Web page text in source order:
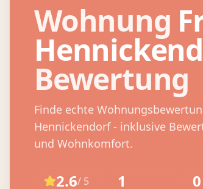
Wohnung
Bewertung
Finde echte
Hennickendorf- inklusive
und Wohnkomfort.
2.6/ 5 1 0